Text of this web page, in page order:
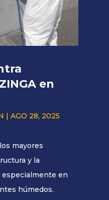
en
|AGO 28, 2025
mayores
y la
especialmente en
húmedos.